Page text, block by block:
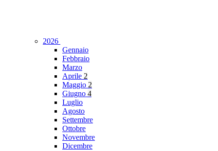
2026
Gennaio
Febbraio
Marzo
Aprile 2
Maggio 2
Giugno 4
Luglio
Agosto
Settembre
Ottobre
Novembre
Dicembre